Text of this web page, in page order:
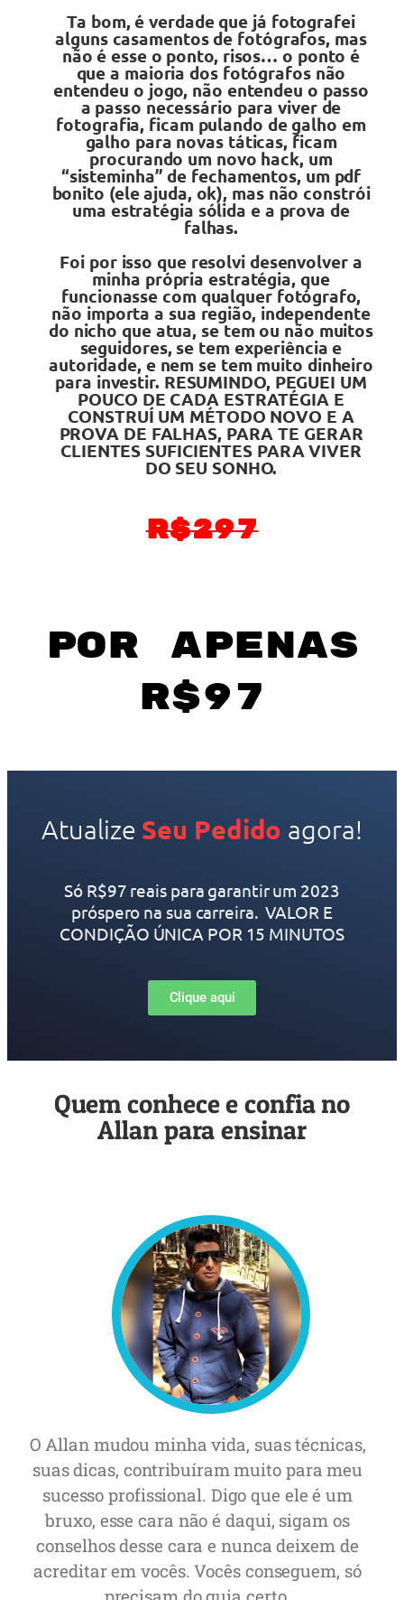
Ta bom, é verdade que já fotografei
alguns casamentos de fotógrafos, mas
não é esse o ponto, risos… o ponto é
que a maioria dos fotógrafos não
entendeu o jogo, não entendeu o passo
a passo necessário para viver de
fotografia, ficam pulando de galho em
galho para novas táticas, ficam
procurando um novo hack, um
“sisteminha” de fechamentos, um pdf
bonito (ele ajuda, ok), mas não constrói
uma estratégia sólida e a prova de
falhas.
Foi por isso que resolvi desenvolver a
minha própria estratégia, que
funcionasse com qualquer fotógrafo,
não importa a sua região, independente
do nicho que atua, se tem ou não muitos
seguidores, se tem experiência e
autoridade, e nem se tem muito dinheiro
para investir. RESUMINDO, PEGUEI UM
POUCO DE CADA ESTRATÉGIA E
CONSTRUÍ UM MÉTODO NOVO E A
PROVA DE FALHAS, PARA TE GERAR
CLIENTES SUFICIENTES PARA VIVER
DO SEU SONHO.
R$297
por apenas
R$97
Atualize Seu Pedido agora!
Só R$97 reais para garantir um 2023
próspero na sua carreira. VALOR E
CONDIÇÃO ÚNICA POR 15 MINUTOS
Clique aqui
Quem conhece e confia no
Allan para ensinar
O Allan mudou minha vida, suas técnicas,
suas dicas, contribuíram muito para meu
sucesso profissional. Digo que ele é um
bruxo, esse cara não é daqui, sigam os
conselhos desse cara e nunca deixem de
acreditar em vocês. Vocês conseguem, só